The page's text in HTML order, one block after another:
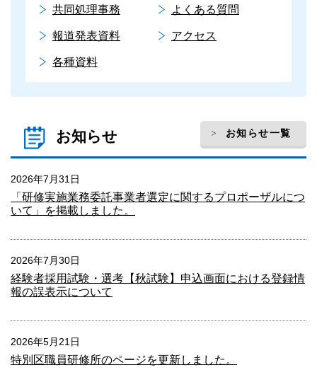
共同処理事務 よくある質問
報道発表資料 アクセス
各種資料
お知らせ お知らせ一覧
2026年7月31日
「研修実施業務委託事業者選定に関するプロポーザルにつ
いて」を掲載しました。
2026年7月30日
経験者採用試験・選考【秋試験】申込画面における登録情
報の誤表示について
2026年5月21日
特別区職員研修所のページを更新しました。